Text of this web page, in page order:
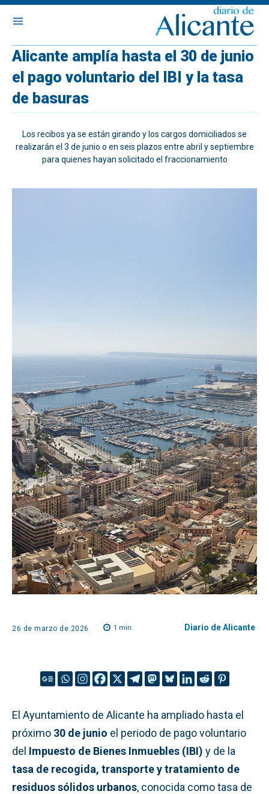
Alicante amplía hasta el 30 de junio
el pago voluntario del IBI y la tasa
de basuras
Los recibos ya se están girando y los cargos domiciliados se
realizarán el 3 de junio o en seis plazos entre abril y septiembre
para quienes hayan solicitado el fraccionamiento
26 de marzo de 2026 1 min. Diario de Alicante
El Ayuntamiento de Alicante ha ampliado hasta el
próximo 30 de junio el periodo de pago voluntario
del Impuesto de Bienes Inmuebles (IBI) y de la
tasa de recogida, transporte y tratamiento de
residuos sólidos urbanos, conocida como tasa de